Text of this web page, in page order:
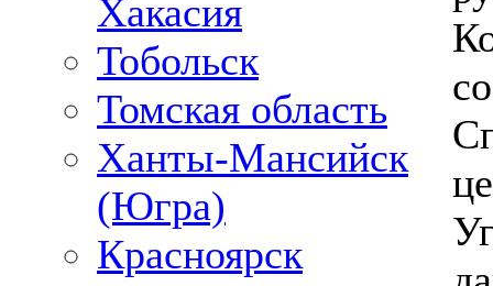
Хакасия
Тобольск
Томская область
Ханты-Мансийск
(Югра)
Красноярск